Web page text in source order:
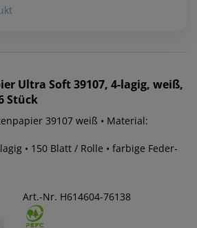
Ultra Soft 39107, 4-lagig, weiß,
Stück
39107 weiß • Material:
• 150 Blatt / Rolle • farbige Feder-
Art.-Nr. H614604-76138